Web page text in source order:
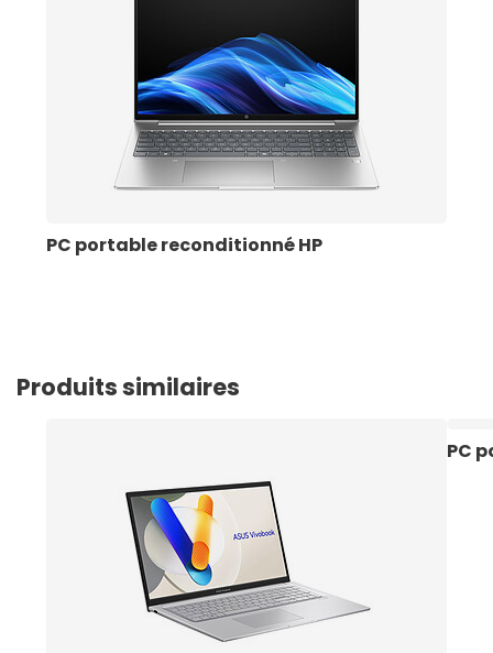
PC portable reconditionné HP
Produits similaires
PC